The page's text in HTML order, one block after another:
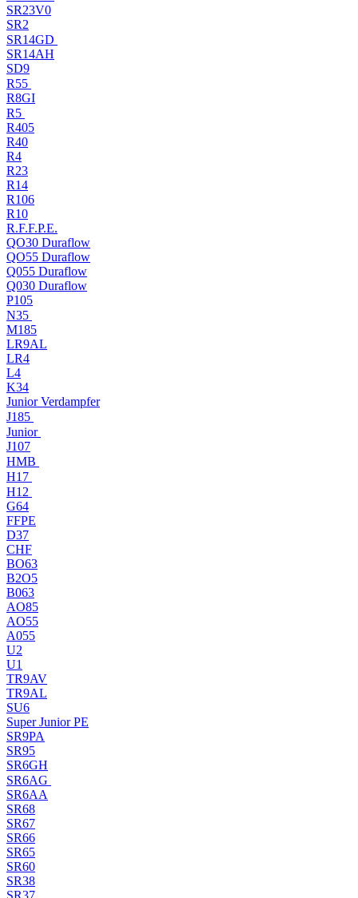
SR23V0
SR2
SR14GD
SR14AH
SD9
R55
R8GI
R5
R405
R40
R4
R23
R14
R106
R10
R.F.F.P.E.
QO30 Duraflow
QO55 Duraflow
Q055 Duraflow
Q030 Duraflow
P105
N35
M185
LR9AL
LR4
L4
K34
Junior Verdampfer
J185
Junior
J107
HMB
H17
H12
G64
FFPE
D37
CHF
BO63
B2O5
B063
AO85
AO55
A055
U2
U1
TR9AV
TR9AL
SU6
Super Junior PE
SR9PA
SR95
SR6GH
SR6AG
SR6AA
SR68
SR67
SR66
SR65
SR60
SR38
SR37